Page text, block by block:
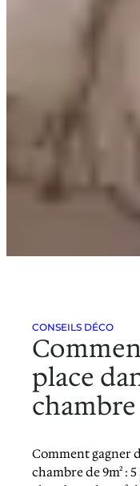
CONSEILS DÉCO
place
chambre
Comment gagner
chambre de 9m² :